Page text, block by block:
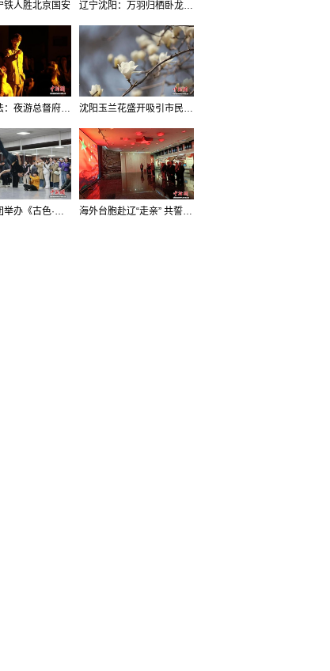
铁人胜北京国安 辽宁沈阳：万羽归栖卧龙湖看群鸟齐飞
沈阳新玩法：夜游总督府，当一回“赴宴者” 沈阳玉兰花盛开吸引市民打卡
辽宁歌舞团举办《古色·国宝辽宁》排练开放日活动 海外台胞赴辽“走亲” 共誓“和平初心”